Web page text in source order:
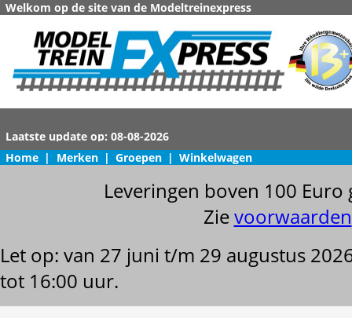
Welkom op de site van de Modeltreinexpress
Home | Merken | Groepen | Winkelwagen
Leveringen boven 100
Zievoorwaarden
Let op: van 27 juni t/m 29 augustus
tot 16:00 uur.